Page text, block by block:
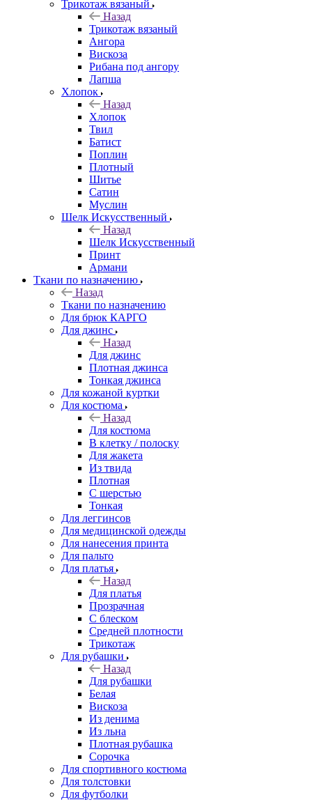
Трикотаж вязаный
Назад
Трикотаж вязаный
Ангора
Вискоза
Рибана под ангору
Лапша
Хлопок
Назад
Хлопок
Твил
Батист
Поплин
Плотный
Шитье
Сатин
Муслин
Шелк Искусственный
Назад
Шелк Искусственный
Принт
Армани
Ткани по назначению
Назад
Ткани по назначению
Для брюк КАРГО
Для джинс
Назад
Для джинс
Плотная джинса
Тонкая джинса
Для кожаной куртки
Для костюма
Назад
Для костюма
В клетку / полоску
Для жакета
Из твида
Плотная
С шерстью
Тонкая
Для леггинсов
Для медицинской одежды
Для нанесения принта
Для пальто
Для платья
Назад
Для платья
Прозрачная
С блеском
Средней плотности
Трикотаж
Для рубашки
Назад
Для рубашки
Белая
Вискоза
Из денима
Из льна
Плотная рубашка
Сорочка
Для спортивного костюма
Для толстовки
Для футболки